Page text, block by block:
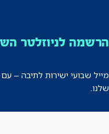
הרשמה לניוזלטר
מייל שבועי ישירות לתיבה –
שלנו.